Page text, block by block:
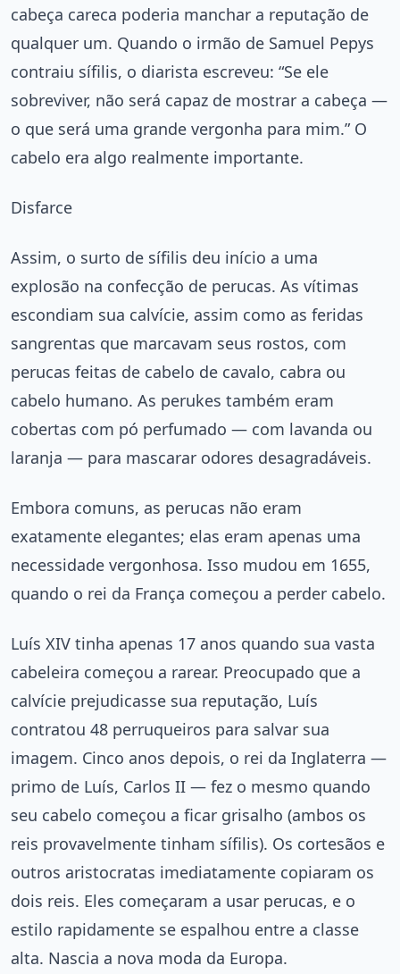
cabeça careca poderia manchar a reputação de
qualquer um. Quando o irmão de Samuel Pepys
contraiu sífilis, o diarista escreveu: “Se ele
sobreviver, não será capaz de mostrar a cabeça —
o que será uma grande vergonha para mim.” O
cabelo era algo realmente importante.
Disfarce
Assim, o surto de sífilis deu início a uma
explosão na confecção de perucas. As vítimas
escondiam sua calvície, assim como as feridas
sangrentas que marcavam seus rostos, com
perucas feitas de cabelo de cavalo, cabra ou
cabelo humano. As perukes também eram
cobertas com pó perfumado — com lavanda ou
laranja — para mascarar odores desagradáveis.
Embora comuns, as perucas não eram
exatamente elegantes; elas eram apenas uma
necessidade vergonhosa. Isso mudou em 1655,
quando o rei da França começou a perder cabelo.
Luís XIV tinha apenas 17 anos quando sua vasta
cabeleira começou a rarear. Preocupado que a
calvície prejudicasse sua reputação, Luís
contratou 48 perruqueiros para salvar sua
imagem. Cinco anos depois, o rei da Inglaterra —
primo de Luís, Carlos II — fez o mesmo quando
seu cabelo começou a ficar grisalho (ambos os
reis provavelmente tinham sífilis). Os cortesãos e
outros aristocratas imediatamente copiaram os
dois reis. Eles começaram a usar perucas, e o
estilo rapidamente se espalhou entre a classe
alta. Nascia a nova moda da Europa.